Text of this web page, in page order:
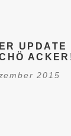
UPDATE
2015